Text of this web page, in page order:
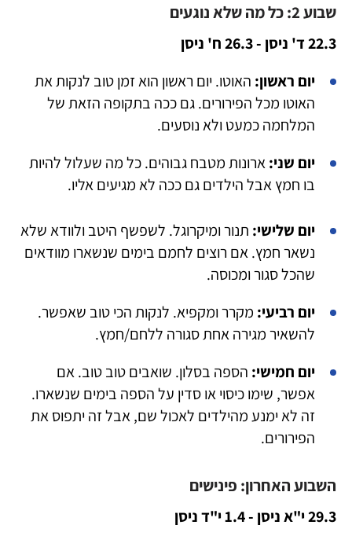
שבוע 2: כל מה שלא נוגעים
22.3 ד' ניסן - 26.3 ח' ניסן
יום ראשון: האוטו. יום ראשון הוא זמן טוב לנקות את
האוטו מכל הפירורים. גם ככה בתקופה הזאת של
המלחמה כמעט ולא נוסעים.
יום שני:ארונות מטבח גבוהים. כל מה שעלול להיות
בו חמץ אבל הילדים גם ככה לא מגיעים אליו.
יום שלישי: תנור ומיקרוגל. לשפשף היטב ולוודא שלא
נשאר חמץ. אם רוצים לחמם בימים שנשארו מוודאים
שהכל סגור ומכוסה.
יום רביעי: מקרר ומקפיא. לנקות הכי טוב שאפשר.
להשאיר מגירה אחת סגורה ללחם/חמץ.
יום חמישי: הספה בסלון. שואבים טוב טוב. אם
אפשר, שימו כיסוי או סדין על הספה בימים שנשארו.
זה לא ימנע מהילדים לאכול שם, אבל זה יתפוס את
הפירורים.
השבוע האחרון: פינישים
29.3 י"א ניסן - 1.4 י"ד ניסן